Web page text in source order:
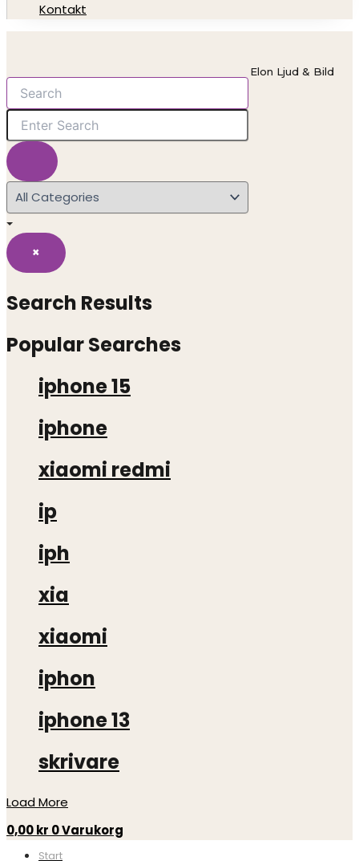
Kontakt
Elon Ljud & Bild
×
Search Results
Popular Searches
iphone 15
iphone
xiaomi redmi
ip
iph
xia
xiaomi
iphon
iphone 13
skrivare
Load More
0,00kr 0Varukorg
Start